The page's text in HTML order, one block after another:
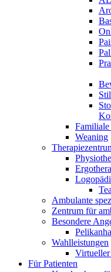
Familiale
Weaning
Ambulante
Zentrum für
Besondere
Wahlleistungen
Für Patienten